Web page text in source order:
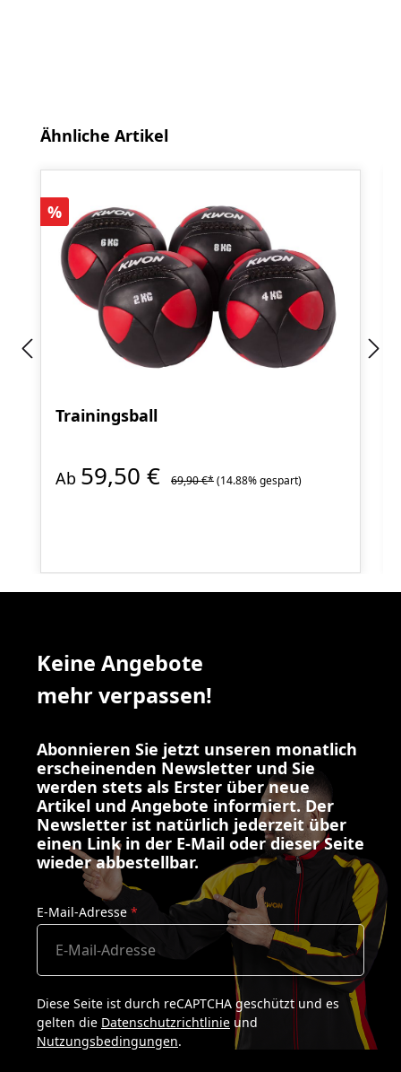
Produktgalerie überspringen
Ähnliche Artikel
Rabatt
%
Trainingsball
Ab 59,50 € 69,90 €*(14.88% gespart)
Keine Angebote
mehr verpassen!
Abonnieren Sie jetzt unseren monatlich
erscheinenden Newsletter und Sie
werden stets als Erster über neue
Artikel und Angebote informiert. Der
Newsletter ist natürlich jederzeit über
einen Link in der E-Mail oder dieser Seite
wieder abbestellbar.
E-Mail-Adresse *
Diese Seite ist durch reCAPTCHA geschützt und es
gelten die Datenschutzrichtlinie und
Nutzungsbedingungen.